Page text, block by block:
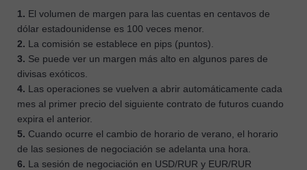
1. El volumen de margen para las cuentas en centavos de
dólar estadounidense es 100 veces menor.
2. La comisión se establece en pips (puntos).
3. Se puede ver un margen más alto en algunos pares de
divisas exóticos.
4. Las operaciones se vuelven a abrir automáticamente cada
mes al primer precio del siguiente contrato de futuros cuando
expira el anterior.
5. Cuando ocurre el cambio de horario de verano, el horario
de las sesiones de negociación se adelanta una hora.
6. La sesión de negociación en USD/RUR y EUR/RUR